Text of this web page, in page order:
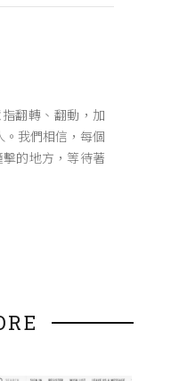
翻轉、翻動，加
我們相信，每個
的地方，等待著